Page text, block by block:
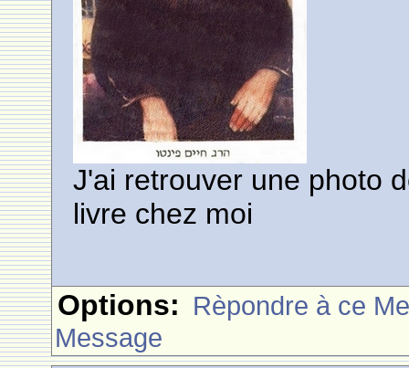
J'ai retrouver une photo
livre chez moi
Options: Rèpondre à ce
Message